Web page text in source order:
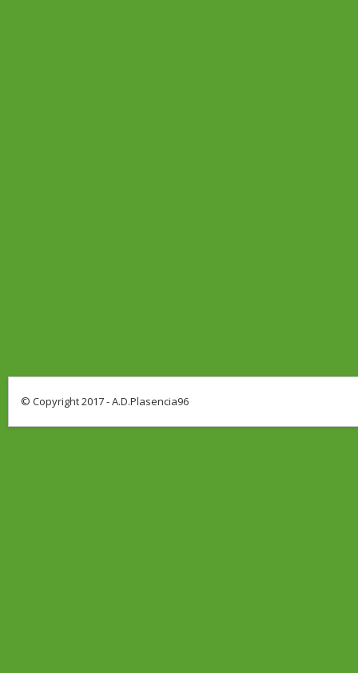
© Copyright 2017 - A.D.Plasencia96